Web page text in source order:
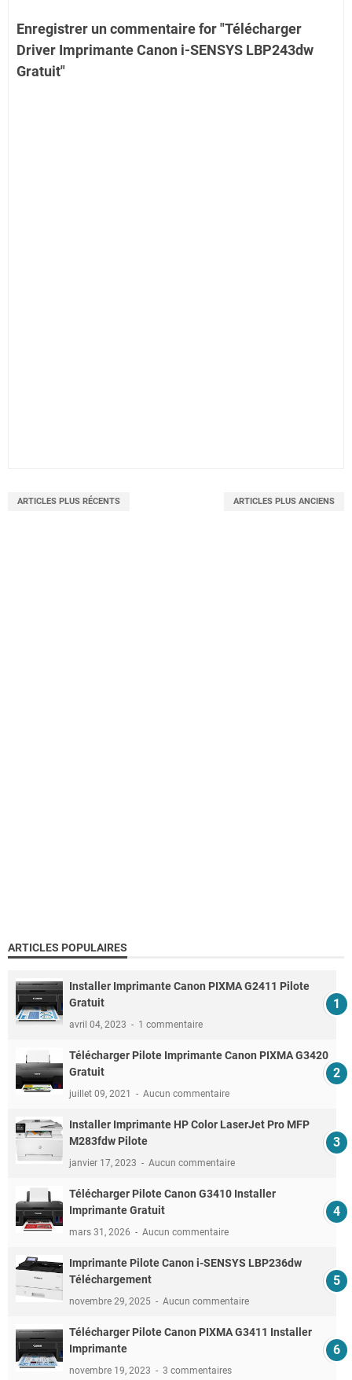
Enregistrer un commentaire for "Télécharger
Driver Imprimante Canon i-SENSYS LBP243dw
Gratuit"
ARTICLES PLUS RÉCENTS ARTICLES PLUS ANCIENS
ARTICLES POPULAIRES
Installer Imprimante Canon PIXMA G2411 Pilote
Gratuit
avril 04, 2023 1 commentaire
Télécharger Pilote Imprimante Canon PIXMA G3420
Gratuit
juillet 09, 2021 Aucun commentaire
Installer Imprimante HP Color LaserJet Pro MFP
M283fdw Pilote
janvier 17, 2023 Aucun commentaire
Télécharger Pilote Canon G3410 Installer
Imprimante Gratuit
mars 31, 2026 Aucun commentaire
Imprimante Pilote Canon i-SENSYS LBP236dw
Téléchargement
novembre 29, 2025 Aucun commentaire
Télécharger Pilote Canon PIXMA G3411 Installer
Imprimante
novembre 19, 2023 3 commentaires